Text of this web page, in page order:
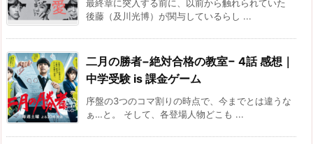
最終章に突入する前に、以前から触れられていた
後藤（及川光博）が関与しているらし ...
二月の勝者−絶対合格の教室− 4話 感想｜
中学受験 is 課金ゲーム
序盤の3つのコマ割りの時点で、今までとは違うな
ぁ…と。 そして、各登場人物どこも ...